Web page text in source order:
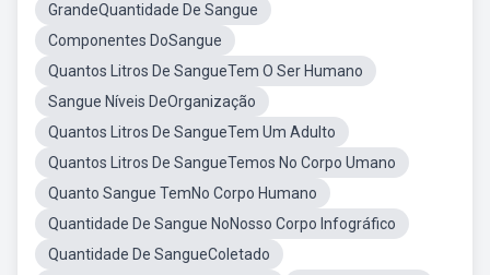
GrandeQuantidade De Sangue
Componentes DoSangue
Quantos Litros De SangueTem O Ser Humano
Sangue Níveis DeOrganização
Quantos Litros De SangueTem Um Adulto
Quantos Litros De SangueTemos No Corpo Umano
Quanto Sangue TemNo Corpo Humano
Quantidade De Sangue NoNosso Corpo Infográfico
Quantidade De SangueColetado